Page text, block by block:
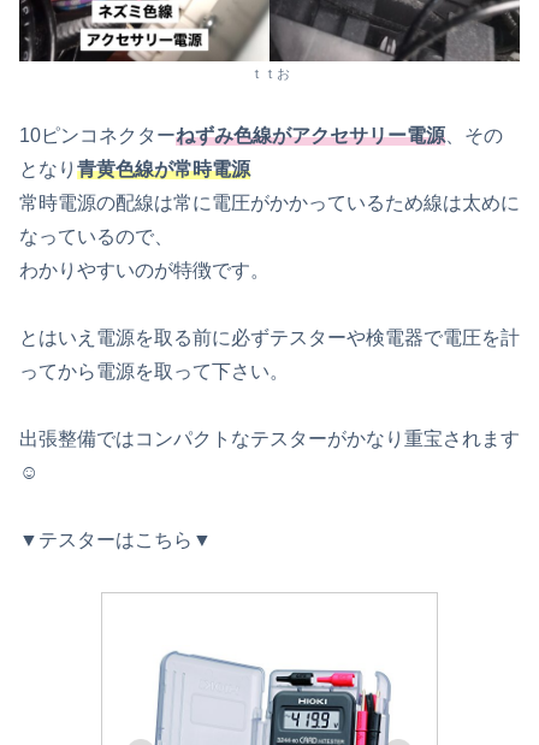
ｔｔお
10ピンコネクターねずみ色線がアクセサリー電源、その
となり 青黄色線が常時電源
常時電源の配線は常に電圧がかかっているため線は太めに
なっているので、
わかりやすいのが特徴です。
とはいえ電源を取る前に必ずテスターや検電器で電圧を計
ってから電源を取って下さい。
出張整備ではコンパクトなテスターがかなり重宝されます
☺
▼テスターはこちら▼